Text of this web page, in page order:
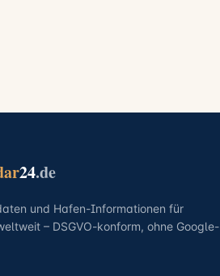
24.de
und Hafen-Informationen für
– DSGVO-konform, ohne Google-